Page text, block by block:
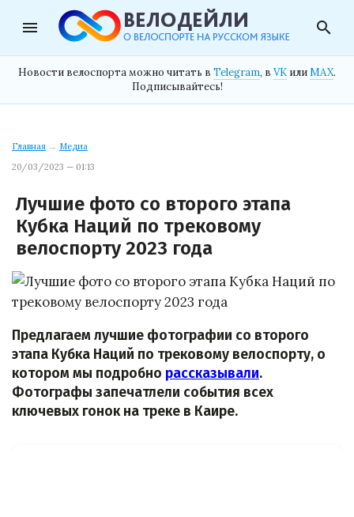
menu search
Новости велоспорта можно читать в Telegram, в VK илиMAX.
Подписывайтесь!
Главная → Медиа
20/03/2023 — 01:13
Лучшие фото со второго этапа
Кубка Наций по трековому
велоспорту 2023 года
Предлагаем лучшие фотографии со второго
этапа Кубка Наций по трековому велоспорту, о
котором мы подробно рассказывали.
Фотографы запечатлели события всех
ключевых гонок на треке в Каире.